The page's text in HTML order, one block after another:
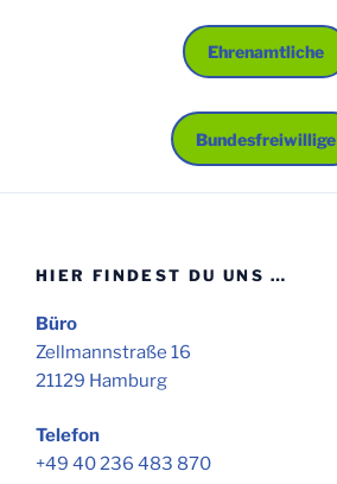
Ehrenamtliche
Bundesfreiwillige
HIER FINDEST DU UNS …
Büro
Zellmannstraße 16
21129 Hamburg
Telefon
+49 40 236 483 870